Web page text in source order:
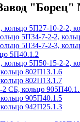
5П27-10-2-2,
5П34-7-2-2,
5П34-7-2-3,
5П40.1.2
5П50-15-2-2,
802П13.1.6
802П13.1.7
СБ, кольцо
905П40.1.5
942П25.1.3